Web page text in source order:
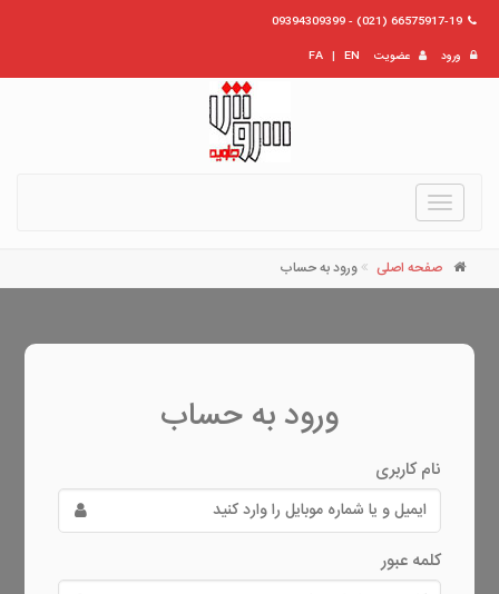
66575917-19 (021) - 09394309399
ورود
عضویت EN
|
FA
Toggle
navigation
صفحه اصلی ورود به حساب
ورود به حساب
نام کاربری
کلمه عبور